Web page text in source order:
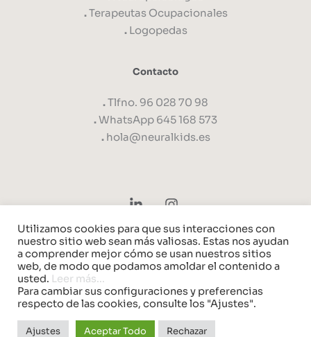
.Terapeutas Ocupacionales
. Logopedas
Contacto
.Tlfno. 96 028 70 98
.WhatsApp 645 168 573
. hola@neuralkids.es
Política de Cookies
Nota Legal
Utilizamos cookies para que sus interacciones con
nuestro sitio web sean más valiosas. Estas nos ayudan
a comprender mejor cómo se usan nuestros sitios
web, de modo que podamos amoldar el contenido a
usted. Leer más...
Para cambiar sus configuraciones y preferencias
respecto de las cookies, consulte los "Ajustes".
Ajustes Aceptar Todo Rechazar